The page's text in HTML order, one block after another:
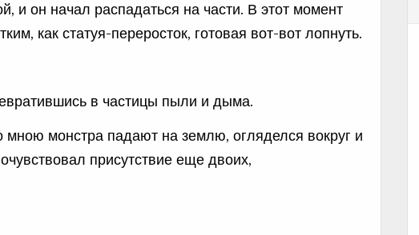
и он начал распадаться на части. В этот момент
как статуя-переросток, готовая вот-вот лопнуть.
в частицы пыли и дыма.
мною монстра падают на землю, огляделся вокруг и
присутствие еще двоих,